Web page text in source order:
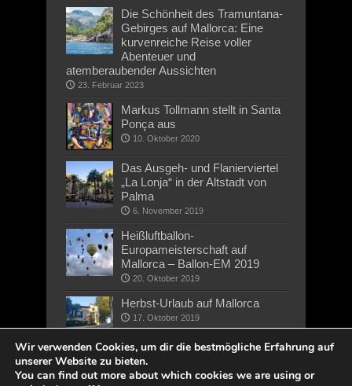
Die Schönheit des Tramuntana-
Gebirges auf Mallorca: Eine
kurvenreiche Reise voller
Abenteuer und
atemberaubender Aussichten
23. Februar 2023
Markus Tollmann stellt in Santa
Ponça aus
10. Oktober 2020
Das Ausgeh- und Flanierviertel
„La Lonja“ in der Altstadt von
Palma
6. November 2019
Heißluftballon-
Europameisterschaft auf
Mallorca – Ballon-EM 2019
20. Oktober 2019
Herbst-Urlaub auf Mallorca
17. Oktober 2019
Wir verwenden Cookies, um dir die bestmögliche Erfahrung auf
unserer Website zu bieten.
You can find out more about which cookies we are using or